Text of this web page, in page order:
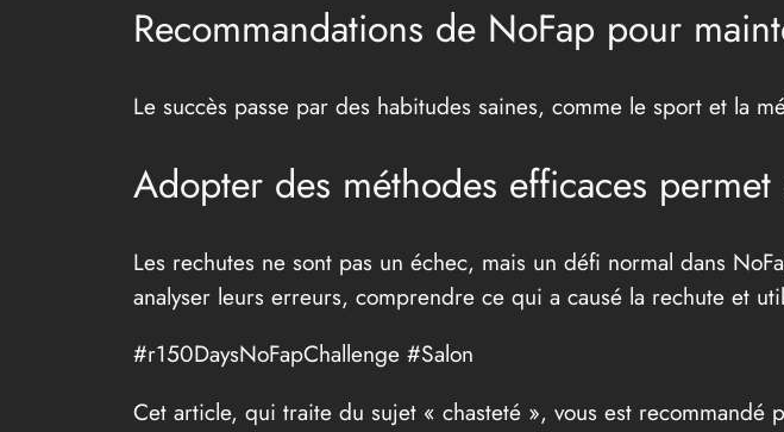
Recommandations de NoFap pour
Le succès passe par des habitudes saines, comme le sport et la
Adopter des méthodes efficaces
Les rechutes ne sont pas un échec, mais un défi normal dans
analyser leurs erreurs, comprendre ce qui a causé la rechute et
#r150DaysNoFapChallenge #Salon
Cet article, qui traite du sujet « chasteté », vous est